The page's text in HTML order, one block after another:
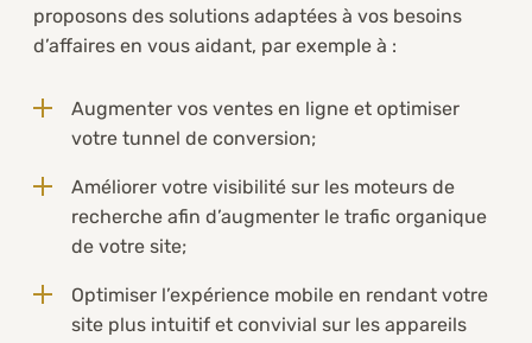
proposons des solutions adaptées à vos besoins
d’affaires en vous aidant, par exemple à :
Augmenter vos ventes en ligne et optimiser
votre tunnel de conversion;
Améliorer votre visibilité sur les moteurs de
recherche afin d’augmenter le trafic organique
de votre site;
Optimiser l’expérience mobile en rendant votre
site plus intuitif et convivial sur les appareils